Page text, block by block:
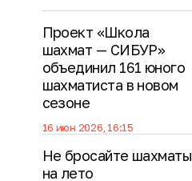
Проект «Школа
шахмат — СИБУР»
объединил 161 юного
шахматиста в новом
сезоне
16 июн 2026, 16:15
Не бросайте шахматы
на лето